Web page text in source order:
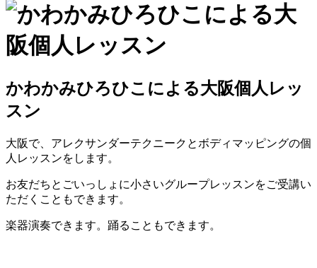
かわかみひろひこによる大阪個人レッ
スン
大阪で、アレクサンダーテクニークとボディマッピングの個
人レッスンをします。
お友だちとごいっしょに小さいグループレッスンをご受講い
ただくこともできます。
楽器演奏できます。踊ることもできます。